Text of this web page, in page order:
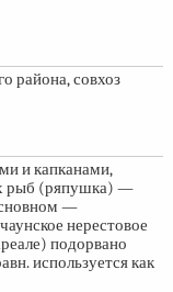
района, совхоз
и капканами,
рыб (ряпушка) —
—
нерестовое
подорвано
используется как